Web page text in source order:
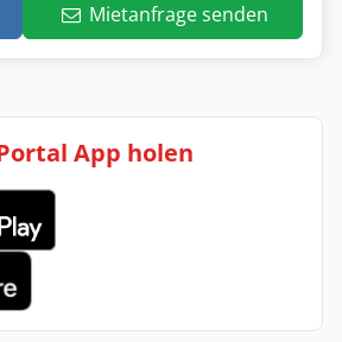
Mietanfrage senden
App holen